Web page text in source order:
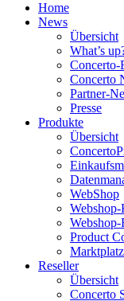
Home
News
Übersicht
What’s
Concerto-
Concerto
Partner-
Presse
Produkte
Übersicht
WebShop
Webshop-
Product
Marktplatz
Reseller
Übersicht
Concerto